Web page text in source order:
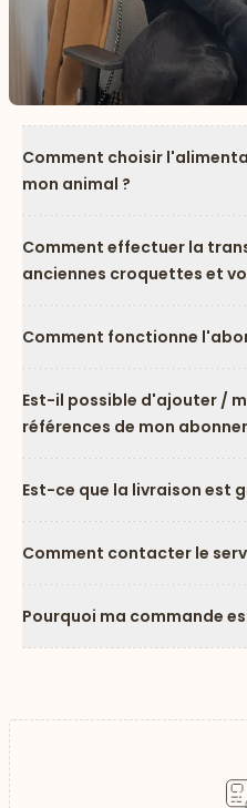
Comment choisir
mon animal ?
Comment effectuer la
anciennes croquettes et
Comment fonctionne
Est-il possible d'ajouter /
références de mon
Est-ce que la livraison est
Comment contacter le
Pourquoi ma commande